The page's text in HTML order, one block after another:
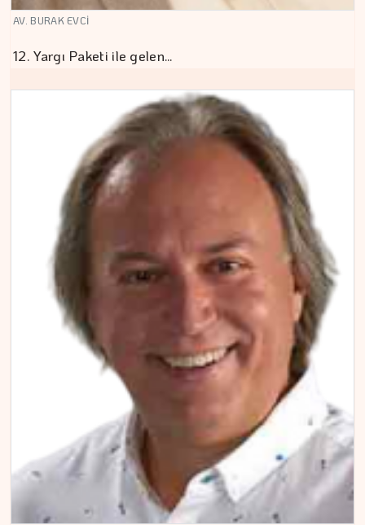
AV. BURAK EVCİ
12. Yargı Paketi ile gelen…